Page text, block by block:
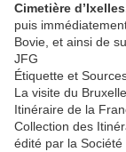
Cimetière
puis
Bovie, et ainsi de
JFG
Étiquette et
La visite du
Itinéraire de la
Collection des
édité par la